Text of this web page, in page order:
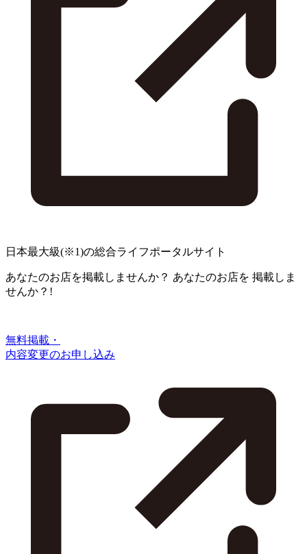
日本最大級(※1)の総合ライフポータルサイト
あなたのお店を掲載しませんか？ あなたのお店を 掲載しま
せんか？!
無料掲載・
内容変更のお申し込み